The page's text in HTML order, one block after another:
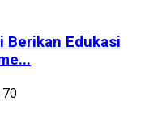
Berikan Edukasi
70